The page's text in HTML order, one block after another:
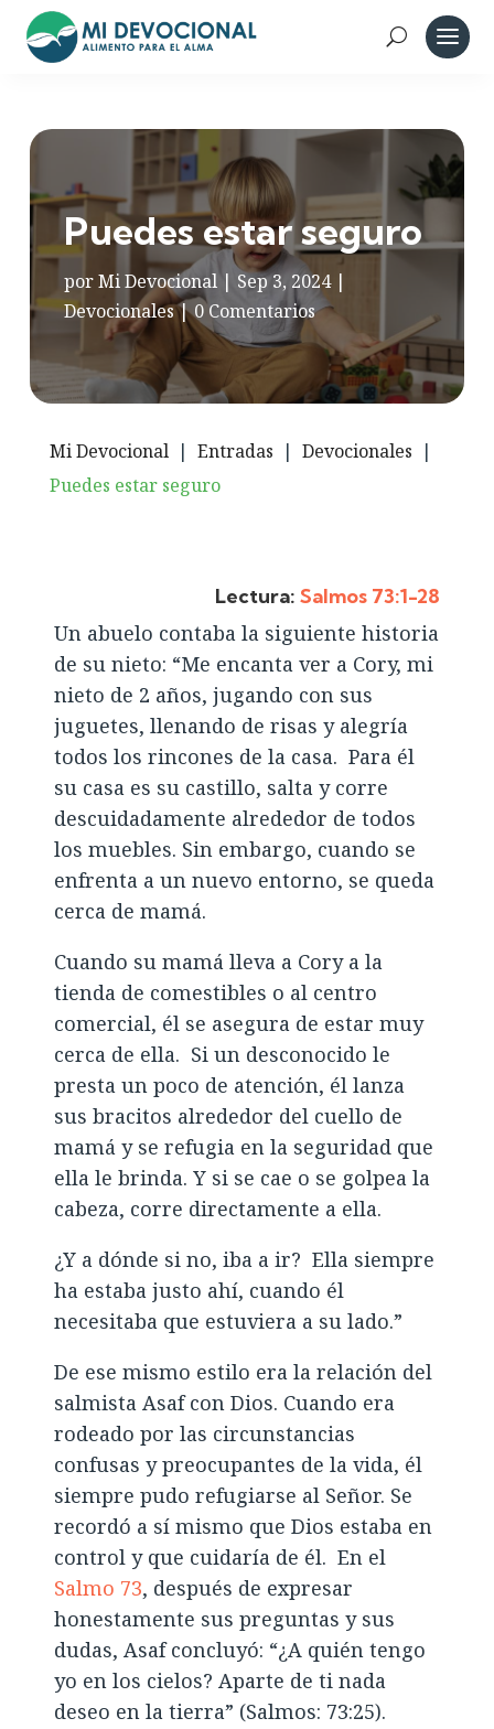
Puedes estar seguro
porMi Devocional | Sep 3, 2024|
Devocionales|0 Comentarios
Mi Devocional | Entradas | Devocionales |
Puedes estar seguro
Lectura: Salmos 73:1-28
Un abuelo contaba la siguiente historia
de su nieto: “Me encanta ver a Cory, mi
nieto de 2 años, jugando con sus
juguetes, llenando de risas y alegría
todos los rincones de la casa. Para él
su casa es su castillo, salta y corre
descuidadamente alrededor de todos
los muebles. Sin embargo, cuando se
enfrenta a un nuevo entorno, se queda
cerca de mamá.
Cuando su mamá lleva a Cory a la
tienda de comestibles o al centro
comercial, él se asegura de estar muy
cerca de ella. Si un desconocido le
presta un poco de atención, él lanza
sus bracitos alrededor del cuello de
mamá y se refugia en la seguridad que
ella le brinda. Y si se cae o se golpea la
cabeza, corre directamente a ella.
¿Y a dónde si no, iba a ir? Ella siempre
ha estaba justo ahí, cuando él
necesitaba que estuviera a su lado.”
De ese mismo estilo era la relación del
salmista Asaf con Dios. Cuando era
rodeado por las circunstancias
confusas y preocupantes de la vida, él
siempre pudo refugiarse al Señor. Se
recordó a sí mismo que Dios estaba en
control y que cuidaría de él. En el
Salmo 73, después de expresar
honestamente sus preguntas y sus
dudas, Asaf concluyó: “¿A quién tengo
yo en los cielos? Aparte de ti nada
deseo en la tierra” (Salmos: 73:25).